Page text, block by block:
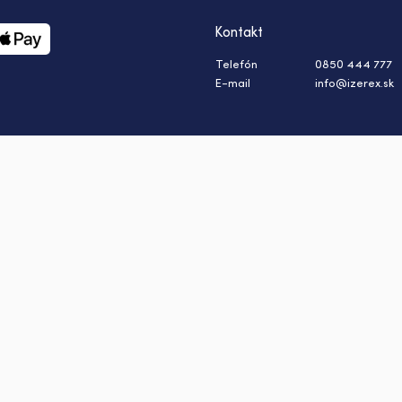
Kontakt
Telefón
0850 444 777
E-mail
info@izerex.sk